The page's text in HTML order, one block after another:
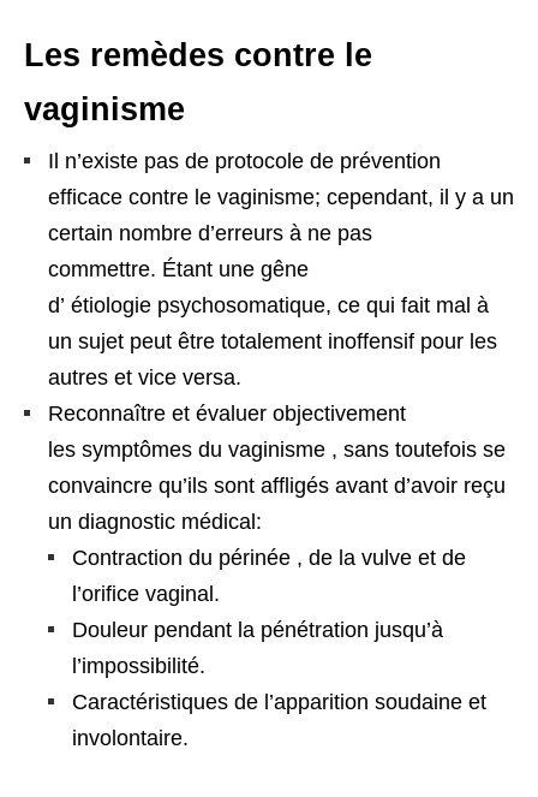
Les remèdes contre le
vaginisme
Il n’existe pas de protocole de prévention
efficace contre le vaginisme; cependant, il y a un
certain nombre d’erreurs à ne pas
commettre. Étant une gêne
d’ étiologie psychosomatique, ce qui fait mal à
un sujet peut être totalement inoffensif pour les
autres et vice versa.
Reconnaître et évaluer objectivement
les symptômes du vaginisme , sans toutefois se
convaincre qu’ils sont affligés avant d’avoir reçu
un diagnostic médical:
Contraction du périnée , de la vulve et de
l’orifice vaginal.
Douleur pendant la pénétration jusqu’à
l’impossibilité.
Caractéristiques de l’apparition soudaine et
involontaire.